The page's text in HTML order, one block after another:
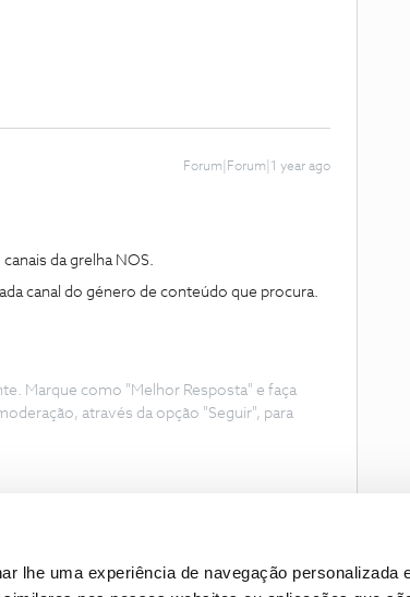
lhe uma experiência de navegação personalizada
Forum|Forum|1 year ago
da grelha NOS.
canal do género de conteúdo que procura.
Marque como "Melhor Resposta" e faça
através da opção "Seguir", para